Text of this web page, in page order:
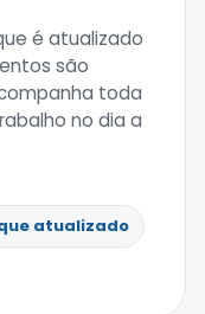
é atualizado
são
toda
no dia a
atualizado